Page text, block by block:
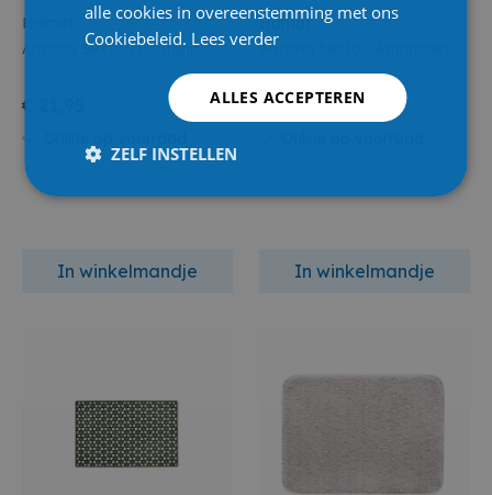
Hamat
Arizona 58X100 Lichtgrijs
€ 21,95
In winkelmandje
Hamat
Arizona 58X100 Anthraciet
€ 21,95
In winkelmandje
alle cookies in overeenstemming met ons
Cookiebeleid. Lees verder
ALLES ACCEPTEREN
ZELF INSTELLEN